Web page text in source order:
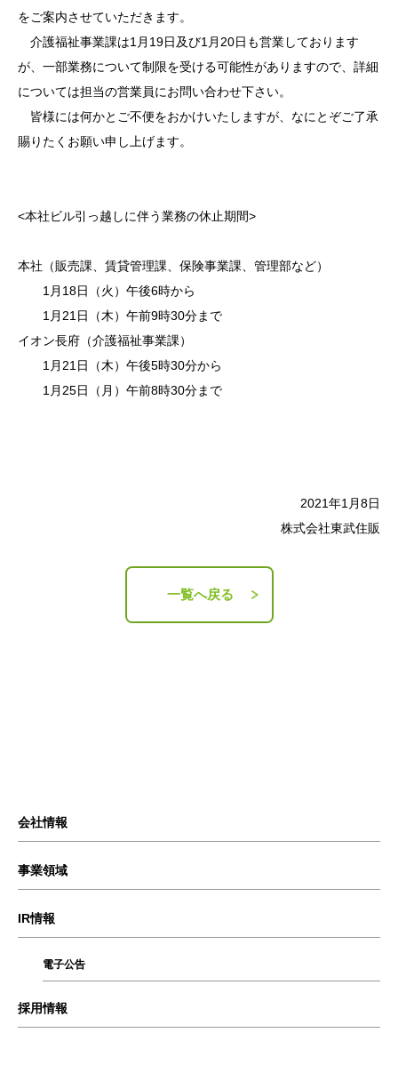
をご案内させていただきます。
介護福祉事業課は1月19日及び1月20日も営業しております
が、一部業務について制限を受ける可能性がありますので、詳細
については担当の営業員にお問い合わせ下さい。
皆様には何かとご不便をおかけいたしますが、なにとぞご了承
賜りたくお願い申し上げます。
<本社ビル引っ越しに伴う業務の休止期間>
本社（販売課、賃貸管理課、保険事業課、管理部など）
1月18日（火）午後6時から
1月21日（木）午前9時30分まで
イオン長府（介護福祉事業課）
1月21日（木）午後5時30分から
1月25日（月）午前8時30分まで
2021年1月8日
株式会社東武住販
一覧へ戻る
会社情報
事業領域
IR情報
電子公告
採用情報